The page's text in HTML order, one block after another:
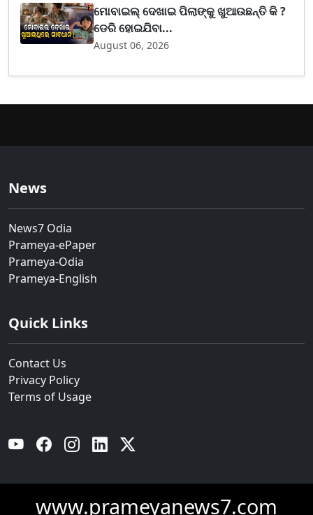
ମୋବାଇଲ୍ ଦେଖାଇ ପିଲାଙ୍କୁ ଖୁଆଉଛନ୍ତି କି ?
ଡେରି ହୋଇଯିବା...
August 06, 2026
News
News7 Odia
Prameya-ePaper
Prameya-Odia
Prameya-English
Quick Links
Contact Us
Privacy Policy
Terms of Usage
YouTube Facebook Instagram Linkedin
www.prameyanews7.com